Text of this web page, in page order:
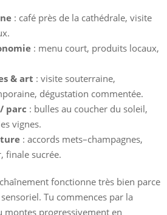
: café près de la cathédrale, visite
: menu court, produits locaux,
& art : visite souterraine,
dégustation commentée.
parc : bulles au coucher du soleil,
vignes.
: accords mets–champagnes,
finale sucrée.
fonctionne très bien parce
Tu commences par la
montes progressivement en